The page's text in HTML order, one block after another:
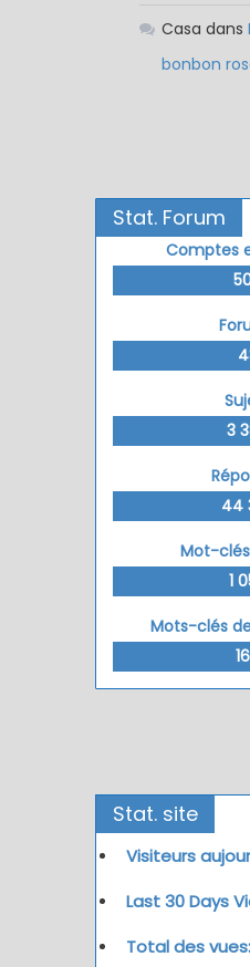
Casa dans
bonbon
Stat. Forum
Comptes
3
44
Mot-
1
Mots-clés
Stat. site
Visiteurs
Last 30 Days
Total des vues: